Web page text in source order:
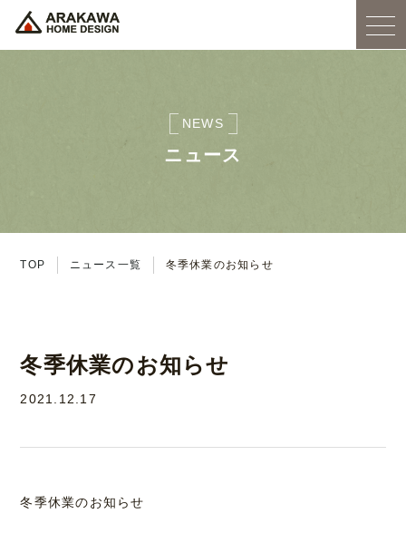
NEWS
ニュース
TOP ニュース一覧 冬季休業のお知らせ
冬季休業のお知らせ
2021.12.17
冬季休業のお知らせ